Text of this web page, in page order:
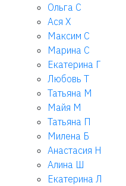
Ольга С
Ася Х
Максим С
Марина С
Екатерина Г
Любовь Т
Татьяна М
Майя М
Татьяна П
Милена Б
Анастасия Н
Алина Ш
Екатерина Л